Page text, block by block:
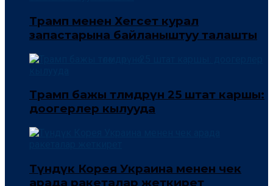
Трамп менен Хегсет курал
запастарына байланыштуу талашты
Трамп бажы төлөмдөрүнө 25 штат каршы:
доогерлер кылууда
Түндүк Корея Украина менен чек
арада ракеталар жеткирет